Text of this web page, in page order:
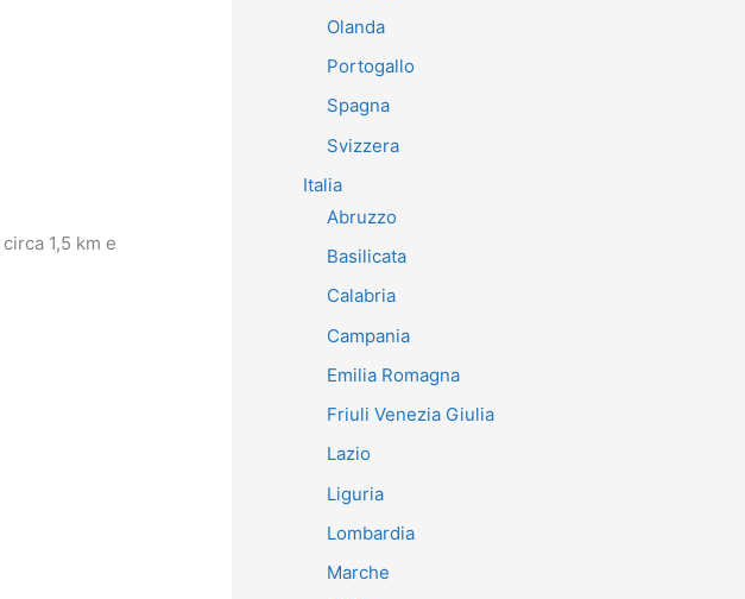
1,5 km e
Olanda
Portogallo
Spagna
Svizzera
Italia
Abruzzo
Basilicata
Calabria
Campania
Emilia Romagna
Friuli Venezia Giulia
Lazio
Liguria
Lombardia
Marche